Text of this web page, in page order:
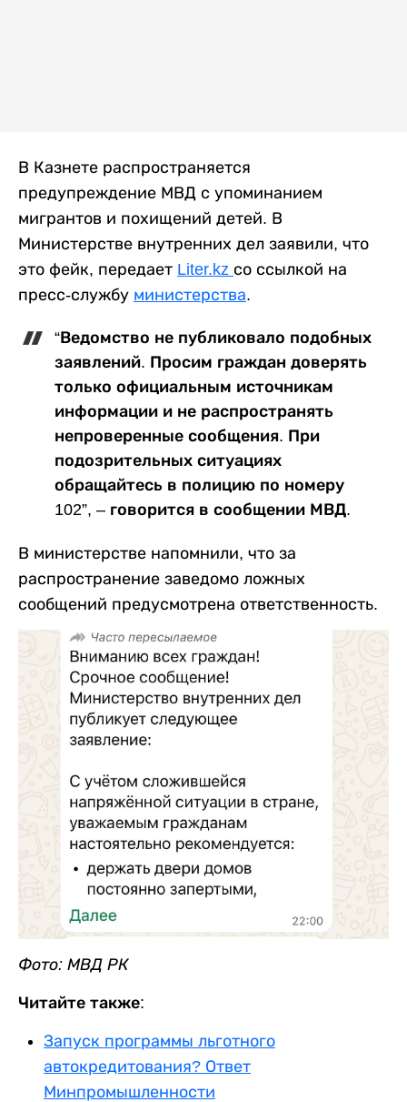
В Казнете распространяется
предупреждение МВД с упоминанием
мигрантов и похищений детей. В
Министерстве внутренних дел заявили, что
это фейк, передает Liter.kz со ссылкой на
пресс-службу министерства.
“Ведомство не публиковало подобных
заявлений. Просим граждан доверять
только официальным источникам
информации и не распространять
непроверенные сообщения. При
подозрительных ситуациях
обращайтесь в полицию по номеру
102”, – говорится в сообщении МВД.
В министерстве напомнили, что за
распространение заведомо ложных
сообщений предусмотрена ответственность.
Фото: МВД РК
Читайте также:
Запуск программы льготного
автокредитования? Ответ
Минпромышленности